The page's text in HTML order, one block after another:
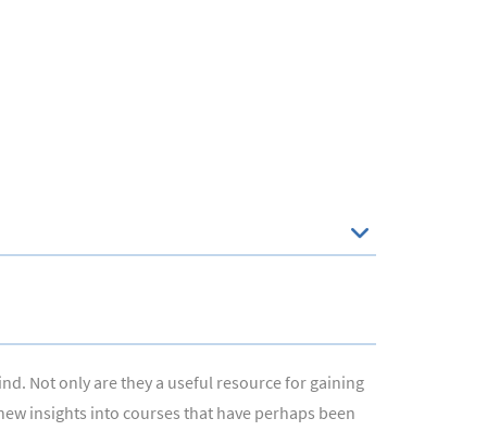
Not only are they a useful resource for gaining
insights into courses that have perhaps been